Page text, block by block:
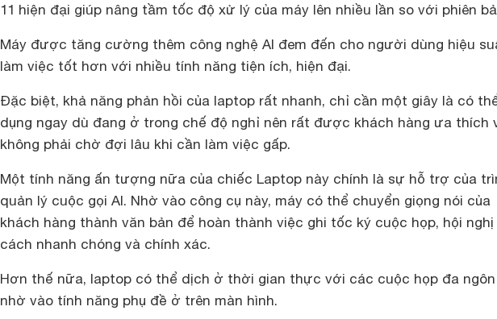
11 hiện đại giúp nâng tầm tốc độ xử lý của máy lên nhiều lần so với phiên
Máy được tăng cường thêm công nghệ Al đem đến cho người dùng hiệu
làm việc tốt hơn với nhiều tính năng tiện ích, hiện đại.
Đặc biệt, khả năng phản hồi của laptop rất nhanh, chỉ cần một giây là có
dụng ngay dù đang ở trong chế độ nghỉ nên rất được khách hàng ưa thích
không phải chờ đợi lâu khi cần làm việc gấp.
Một tính năng ấn tượng nữa của chiếc Laptop này chính là sự hỗ trợ của
quản lý cuộc gọi Al. Nhờ vào công cụ này, máy có thể chuyển giọng nói của
khách hàng thành văn bản để hoàn thành việc ghi tốc ký cuộc họp, hội
cách nhanh chóng và chính xác.
Hơn thế nữa, laptop có thể dịch ở thời gian thực với các cuộc họp đa
nhờ vào tính năng phụ đề ở trên màn hình.